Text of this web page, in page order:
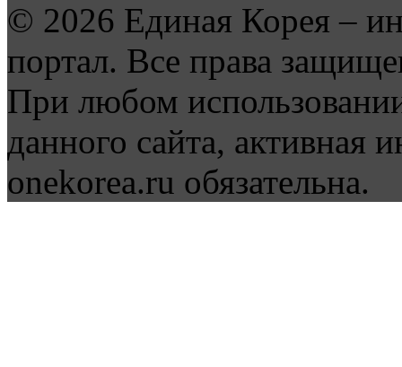
© 2026 Единая Корея –
портал. Все права
При любом
данного сайта, активная
onekorea.ru обязательна.